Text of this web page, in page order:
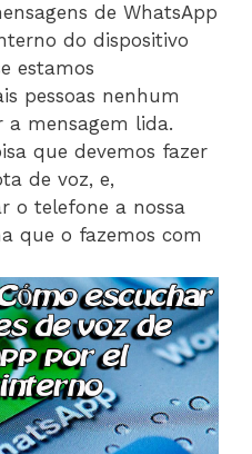
de WhatsApp
do dispositivo
estamos
pessoas nenhum
a mensagem lida.
que devemos fazer
de voz, e,
o telefone a nossa
que o fazemos com